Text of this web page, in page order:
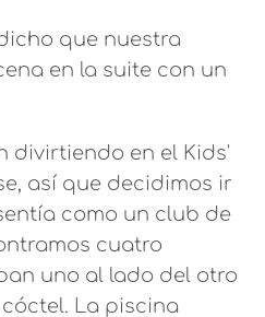
que nuestra
en la suite con un
divirtiendo en el Kids'
así que decidimos ir
como un club de
cuatro
uno al lado del otro
La piscina